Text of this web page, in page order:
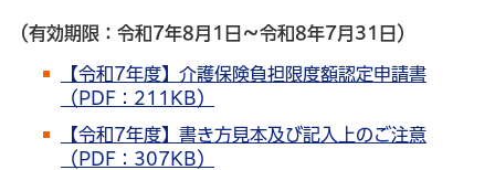
（有効期限：令和7年8月1日～令和8年7月31日）
【令和7年度】介護保険負担限度額認定申請書
（PDF：211KB）
【令和7年度】書き方見本及び記入上のご注意
（PDF：307KB）